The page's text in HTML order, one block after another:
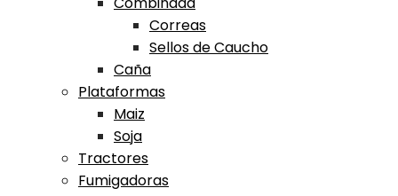
Correas
Sellos de Caucho
Caña
Plataformas
Maiz
Soja
Tractores
Fumigadoras